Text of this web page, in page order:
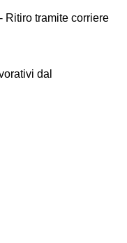
Ritiro tramite corriere
dal